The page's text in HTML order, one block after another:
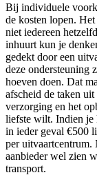
Bij individuele
de kosten lopen.
niet iedereen
inhuurt kun je
gedekt door een
deze ondersteuning
hoeven doen. Dat
afscheid de taken
verzorging en het
liefste wilt. Indien je
in ieder geval €500
per uitvaartcentrum.
aanbieder wel zien
transport.